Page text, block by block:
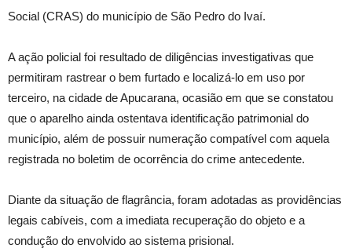
Social (CRAS) do município de São Pedro do Ivaí.
A ação policial foi resultado de diligências investigativas que
permitiram rastrear o bem furtado e localizá-lo em uso por
terceiro, na cidade de Apucarana, ocasião em que se constatou
que o aparelho ainda ostentava identificação patrimonial do
município, além de possuir numeração compatível com aquela
registrada no boletim de ocorrência do crime antecedente.
Diante da situação de flagrância, foram adotadas as providências
legais cabíveis, com a imediata recuperação do objeto e a
condução do envolvido ao sistema prisional.